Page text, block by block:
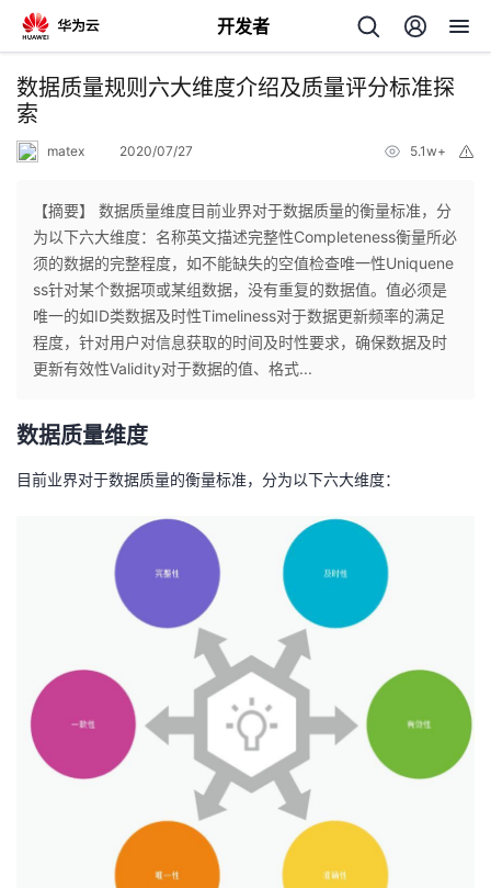
开发者
返
回
个
人
主
页
我
的
开
发
博
的
我
数据质量规则六大维度介绍及质量评分标准探
索
matex 2020/07/27 5.1w+
【摘要】 数据质量维度目前业界对于数据质量的衡量标准，分
为以下六大维度：名称英文描述完整性Completeness衡量所必
须的数据的完整程度，如不能缺失的空值检查唯一性Uniquene
ss针对某个数据项或某组数据，没有重复的数据值。值必须是
唯一的如ID类数据及时性Timeliness对于数据更新频率的满足
程度，针对用户对信息获取的时间及时性要求，确保数据及时
更新有效性Validity对于数据的值、格式...
数据质量维度
目前业界对于数据质量的衡量标准，分为以下六大维度：